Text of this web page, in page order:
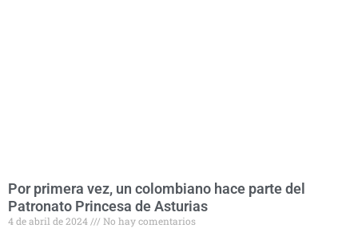
Por primera vez, un colombiano hace parte del
Patronato Princesa de Asturias
4 de abril de 2024
No hay comentarios